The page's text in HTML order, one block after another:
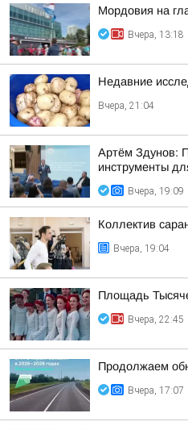
Мордовия на
Вчера, 13:18
Недавние
Вчера, 21:04
Артём Здунов:
инструменты
Вчера, 19:09
Коллектив
Вчера, 19:04
Площадь
Вчера, 22:45
Продолжаем
Вчера, 17:07